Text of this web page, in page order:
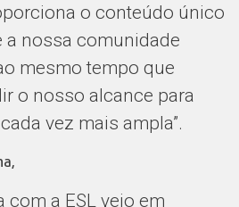
o conteúdo único
a nossa comunidade
mesmo tempo que
o nosso alcance para
vez mais ampla”.
com a ESL veio em